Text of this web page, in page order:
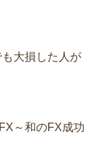
大損した人が
～和のFX成功